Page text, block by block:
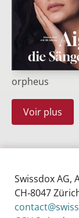
orpheus
Voir plus
Swissdox AG,
CH‑8047